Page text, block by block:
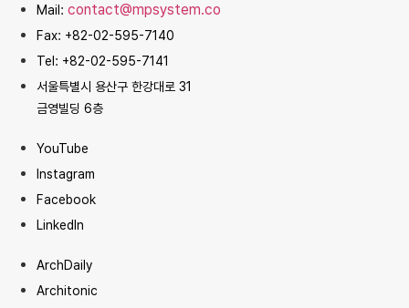
Mail: contact@mpsystem.co
Fax: +82-02-595-7140
Tel: +82-02-595-7141
서울특별시 용산구 한강대로 31
금영빌딩 6층
YouTube
Instagram
Facebook
LinkedIn
ArchDaily
Architonic